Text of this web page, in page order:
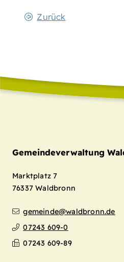
Zurück
Gemeindeverwaltung
Marktplatz 7
76337 Waldbronn
gemeinde@waldbronn.de
07243 609-0
07243 609-89